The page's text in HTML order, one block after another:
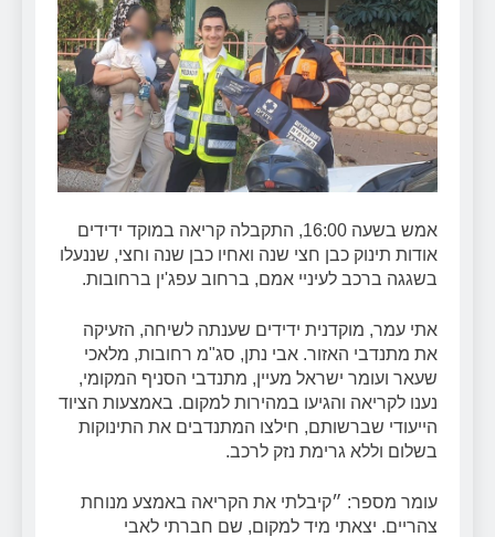
אמש בשעה 16:00, התקבלה קריאה במוקד ידידים
אודות תינוק כבן חצי שנה ואחיו כבן שנה וחצי, שננעלו
בשגגה ברכב לעיניי אמם, ברחוב עפג'ין ברחובות.
אתי עמר, מוקדנית ידידים שענתה לשיחה, הזעיקה
את מתנדבי האזור. אבי נתן, סג"מ רחובות, מלאכי
שעאר ועומר ישראל מעיין, מתנדבי הסניף המקומי,
נענו לקריאה והגיעו במהירות למקום. באמצעות הציוד
הייעודי שברשותם, חילצו המתנדבים את התינוקות
בשלום וללא גרימת נזק לרכב.
עומר מספר: ״קיבלתי את הקריאה באמצע מנוחת
צהריים. יצאתי מיד למקום, שם חברתי לאבי